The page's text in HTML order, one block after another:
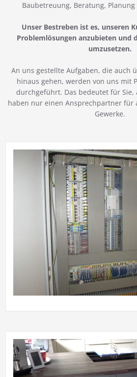
Baubetreuung, Beratung,
Unser Bestreben ist es, unseren
Problemlösungen anzubieten und
umzusetzen.
An uns gestellte Aufgaben, die auch
hinaus gehen, werden von uns mit
durchgeführt. Das bedeutet für Sie,
haben nur einen Ansprechpartner für
Gewerke.